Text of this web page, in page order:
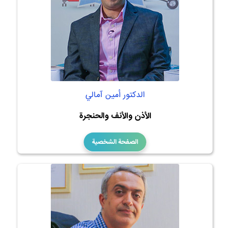
الدكتور أمين آمالي
الأذن والأنف والحنجرة
الصفحة الشخصية